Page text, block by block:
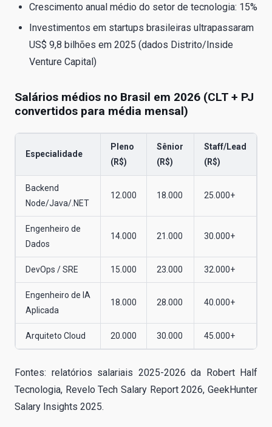
Crescimento anual médio do setor de tecnologia: 15%
Investimentos em startups brasileiras ultrapassaram
US$ 9,8 bilhões em 2025 (dados Distrito/Inside
Venture Capital)
Salários médios no Brasil em 2026 (CLT + PJ
convertidos para média mensal)
Especialidade
Pleno
(R$)
Sênior
(R$)
Staff/Lead
(R$)
Backend
Node/Java/.NET
12.000 18.000 25.000+
Engenheiro de
Dados
14.000 21.000 30.000+
DevOps / SRE 15.000 23.000 32.000+
Engenheiro de IA
Aplicada
18.000 28.000 40.000+
Arquiteto Cloud 20.000 30.000 45.000+
Fontes: relatórios salariais 2025-2026 da Robert Half
Tecnologia, Revelo Tech Salary Report 2026, GeekHunter
Salary Insights 2025.